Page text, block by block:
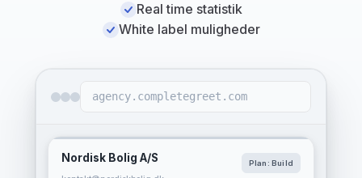
Real time statistik
White label muligheder
agency.completegreet.com
Nordisk Bolig A/S Plan: Build